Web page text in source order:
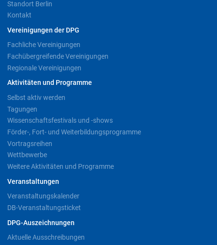
Standort Berlin
Kontakt
Vereinigungen der DPG
Fachliche Vereinigungen
Fachübergreifende Vereinigungen
Regionale Vereinigungen
Aktivitäten und Programme
Selbst aktiv werden
Tagungen
Wissenschaftsfestivals und -shows
Förder-, Fort- und Weiterbildungsprogramme
Vortragsreihen
Wettbewerbe
Weitere Aktivitäten und Programme
Veranstaltungen
Veranstaltungskalender
DB-Veranstaltungsticket
DPG-Auszeichnungen
Aktuelle Ausschreibungen